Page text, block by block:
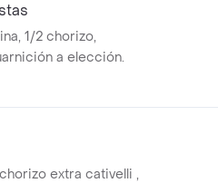
1/2 chorizo,
a elección.
extra cativelli ,